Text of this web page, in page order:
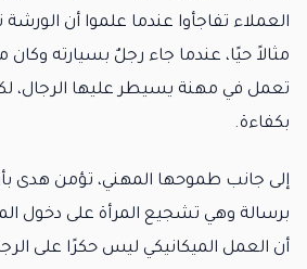
العملاء تفاجأوا عندما علموا أن
مثالاً حيًا، عندما جاء رجلٌ بسيارته وكان
تعمل في مهنة يسيطر عليها الرجال،
بكفاءة.
إلى جانب طموحها المهني، تؤمن هدى
برسالة وهي تشجيع المرأة على دخول
أن العمل الميكانيكي ليس حكرًا على